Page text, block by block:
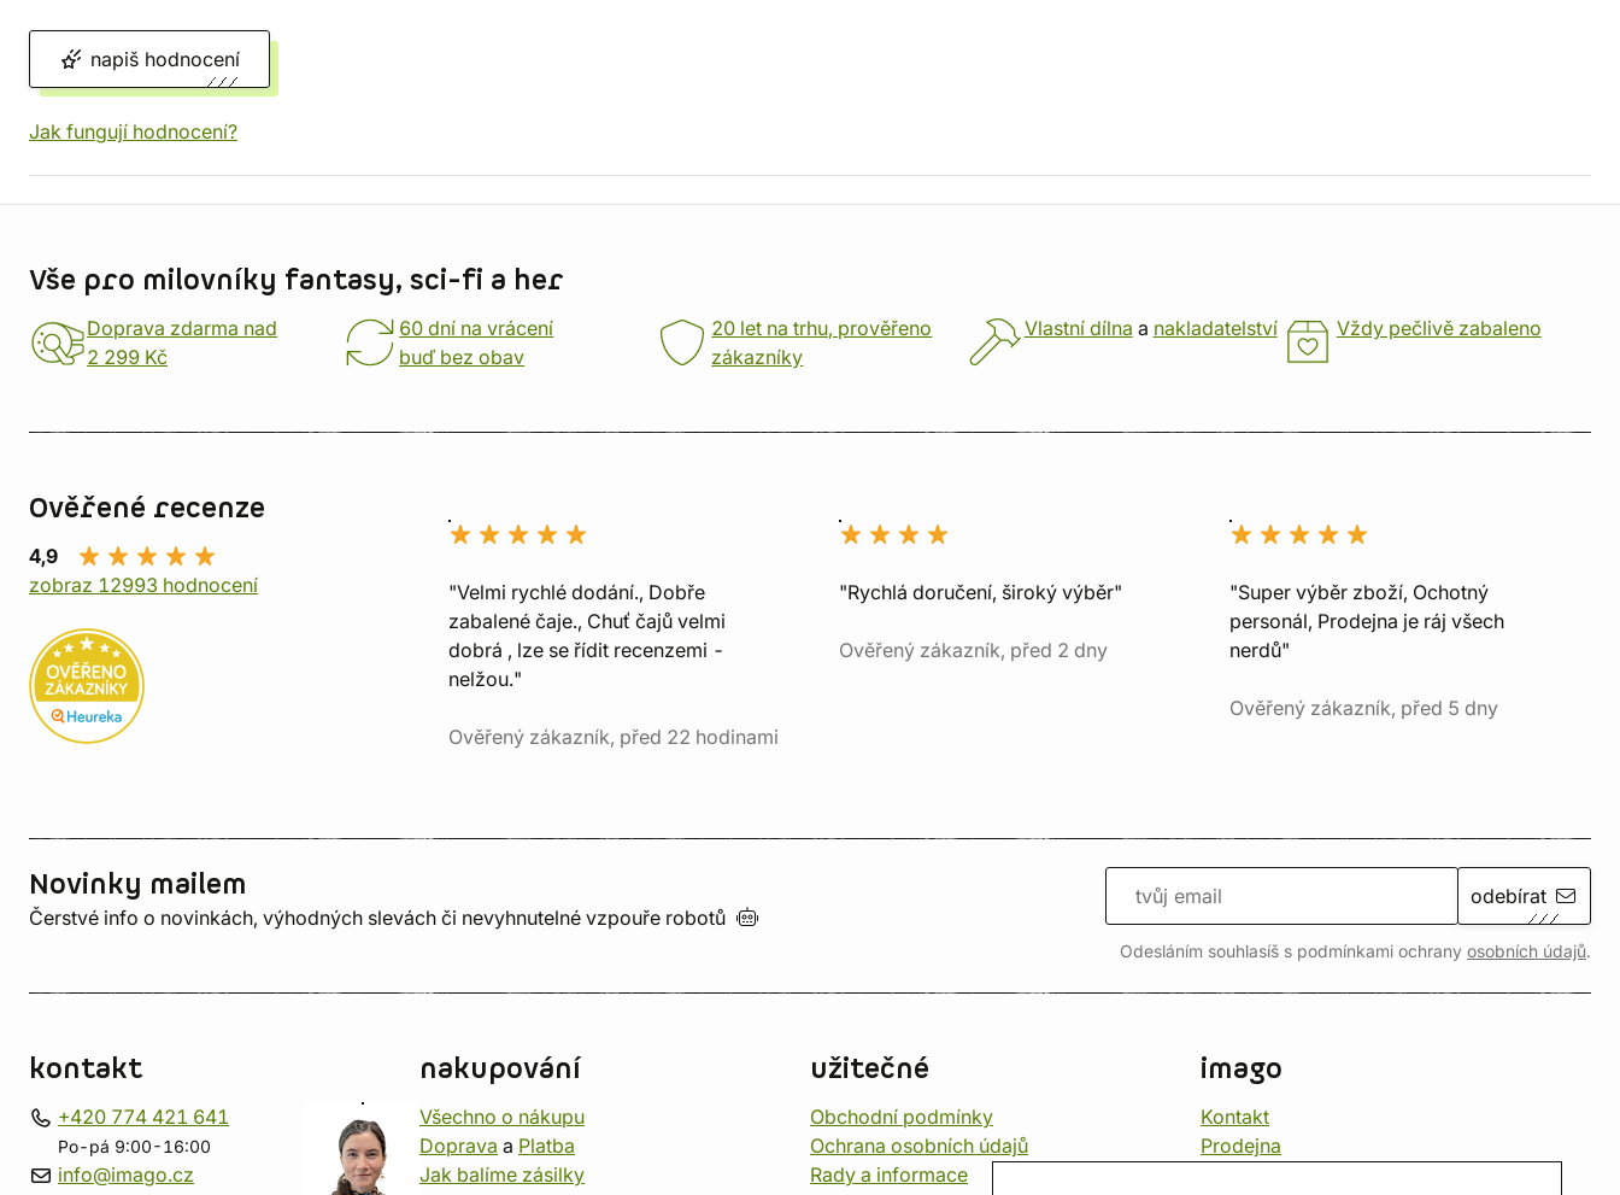
napiš hodnocení
Jak fungují hodnocení?
Vše pro milovníky fantasy, sci-fi a her
Doprava zdarma nad
2 299 Kč
60 dní na vrácení
buď bez obav
20 let na trhu, prověřeno
zákazníky
Vlastní dílna a nakladatelství Vždy pečlivě zabaleno
Ověřené recenze
4,9
zobraz 12993 hodnocení
"Velmi rychlé dodání., Dobře
zabalené čaje., Chuť čajů velmi
dobrá , lze se řídit recenzemi -
nelžou."
Ověřený zákazník, před 22 hodinami
"Rychlá doručení, široký výběr"
Ověřený zákazník, před 2 dny
"Super výběr zboží, Ochotný
personál, Prodejna je ráj všech
nerdů"
Ověřený zákazník, před 5 dny
Novinky mailem
Čerstvé info o novinkách, výhodných slevách či nevyhnutelné vzpouře robotů
odebírat
Odesláním souhlasíš s podmínkami ochrany osobních údajů.
kontakt
+420 774 421 641
Po-pá 9:00-16:00
info@imago.cz
nakupování
Všechno o nákupu
Doprava a Platba
Jak balíme zásilky
užitečné
Obchodní podmínky
Ochrana osobních údajů
Rady a informace
imago
Kontakt
Prodejna